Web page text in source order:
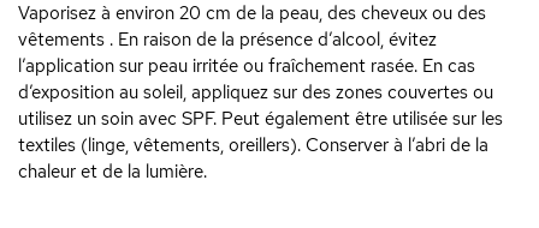
Vaporisez à environ 20 cm de la peau, des cheveux ou des
vêtements . En raison de la présence d’alcool, évitez
l’application sur peau irritée ou fraîchement rasée. En cas
d’exposition au soleil, appliquez sur des zones couvertes ou
utilisez un soin avec SPF. Peut également être utilisée sur les
textiles (linge, vêtements, oreillers). Conserver à l’abri de la
chaleur et de la lumière.